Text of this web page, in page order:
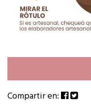
Compartir en: